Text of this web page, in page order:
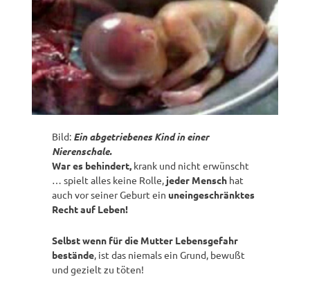
Bild: Ein abgetriebenes Kind in einer
Nierenschale.
War es behindert,krank und nicht erwünscht
… spielt alles keine Rolle, jeder Menschhat
auch vor seiner Geburt ein uneingeschränktes
Recht auf Leben!
Selbst wenn für die Mutter Lebensgefahr
bestände, ist das niemals ein Grund, bewußt
und gezielt zu töten!